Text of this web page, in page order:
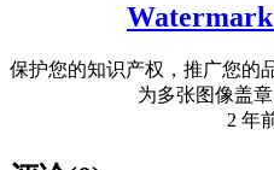
Watermark
保护您的知识产权，推广您的
为多张图像盖
2 年